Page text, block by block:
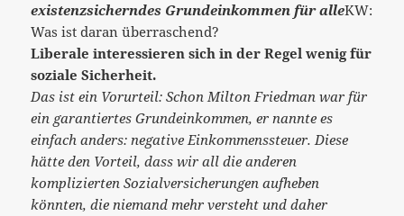
existenzsicherndes Grundeinkommen für alleKW:
Was ist daran überraschend?
Liberale interessieren sich in der Regel wenig für
soziale Sicherheit.
Das ist ein Vorurteil: Schon Milton Friedman war für
ein garantiertes Grundeinkommen, er nannte es
einfach anders: negative Einkommenssteuer. Diese
hätte den Vorteil, dass wir all die anderen
komplizierten Sozialversicherungen aufheben
könnten, die niemand mehr versteht und daher